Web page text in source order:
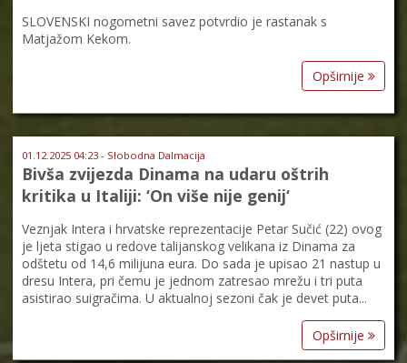
SLOVENSKI nogometni savez potvrdio je rastanak s
Matjažom Kekom.
Opširnije
01.12.2025 04:23 - Slobodna Dalmacija
Bivša zvijezda Dinama na udaru oštrih
kritika u Italiji: ‘On više nije genij‘
Veznjak Intera i hrvatske reprezentacije Petar Sučić (22) ovog
je ljeta stigao u redove talijanskog velikana iz Dinama za
odštetu od 14,6 milijuna eura. Do sada je upisao 21 nastup u
dresu Intera, pri čemu je jednom zatresao mrežu i tri puta
asistirao suigračima. U aktualnoj sezoni čak je devet puta...
Opširnije